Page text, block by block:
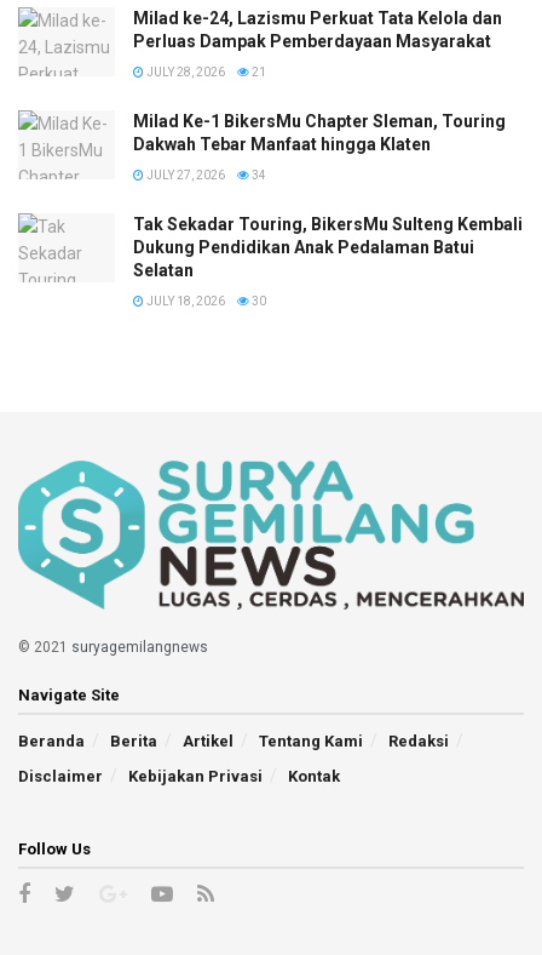
Milad ke-24, Lazismu Perkuat Tata Kelola dan
Perluas Dampak Pemberdayaan Masyarakat
JULY 28, 2026 21
Milad Ke-1 BikersMu Chapter Sleman, Touring
Dakwah Tebar Manfaat hingga Klaten
JULY 27, 2026 34
Tak Sekadar Touring, BikersMu Sulteng Kembali
Dukung Pendidikan Anak Pedalaman Batui
Selatan
JULY 18, 2026 30
© 2021 suryagemilangnews
Navigate Site
Beranda Berita Artikel Tentang Kami
Redaksi
Disclaimer
Kebijakan Privasi Kontak
Follow Us